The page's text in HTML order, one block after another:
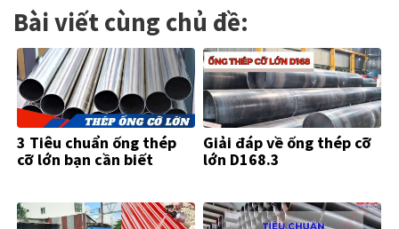
Bài viết cùng chủ đề:
3 Tiêu chuẩn ống thép
cỡ lớn bạn cần biết
Giải đáp về ống thép cỡ
lớn D168.3